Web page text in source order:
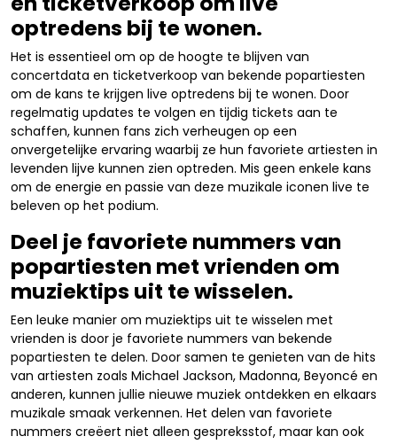
optredens bij te wonen.
Het is essentieel om op de hoogte te blijven van
concertdata en ticketverkoop van bekende popartiesten
om de kans te krijgen live optredens bij te wonen. Door
regelmatig updates te volgen en tijdig tickets aan te
schaffen, kunnen fans zich verheugen op een
onvergetelijke ervaring waarbij ze hun favoriete artiesten in
levenden lijve kunnen zien optreden. Mis geen enkele kans
om de energie en passie van deze muzikale iconen live te
beleven op het podium.
Deel je favoriete nummers van
popartiesten met vrienden om
muziektips uit te wisselen.
Een leuke manier om muziektips uit te wisselen met
vrienden is door je favoriete nummers van bekende
popartiesten te delen. Door samen te genieten van de hits
van artiesten zoals Michael Jackson, Madonna, Beyoncé en
anderen, kunnen jullie nieuwe muziek ontdekken en elkaars
muzikale smaak verkennen. Het delen van favoriete
nummers creëert niet alleen gespreksstof, maar kan ook